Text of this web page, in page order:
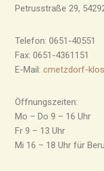
Petrusstraße 29,
Telefon: 0651-40551
Fax: 0651-4361151
E-Mail: cmetzdorf-
Öffnungszeiten:
Mo – Do 9 – 16 Uhr
Fr 9 – 13 Uhr
Mi 16 – 18 Uhr für